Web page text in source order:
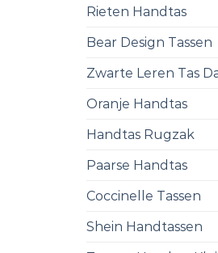
Rieten Handtas
Bear Design Tassen
Zwarte Leren Tas
Oranje Handtas
Handtas Rugzak
Paarse Handtas
Coccinelle Tassen
Shein Handtassen